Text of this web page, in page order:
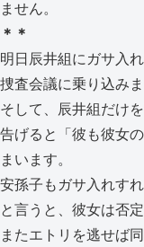
ません。
＊＊
明日辰井組にガサ入
捜査会議に乗り込みま
そして、辰井組だけ
告げると「彼も彼女
まいます。
安孫子もガサ入れす
と言うと、彼女は否定
またエトリを逃せば